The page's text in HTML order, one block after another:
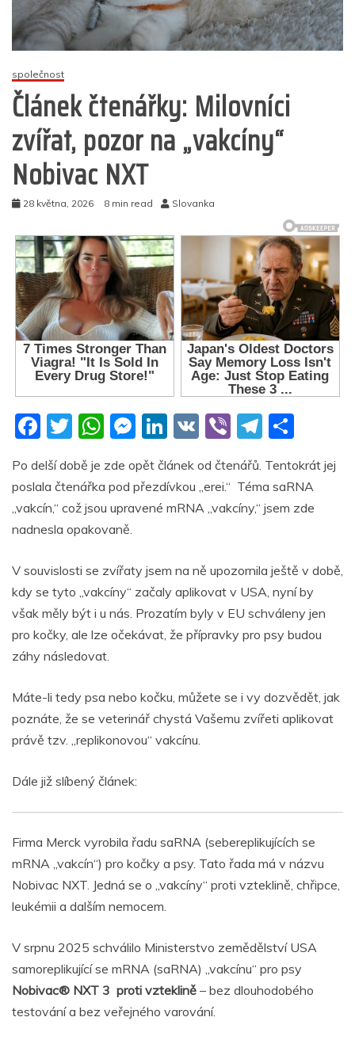
společnost
Článek čtenářky: Milovníci
zvířat, pozor na „vakcíny“
Nobivac NXT
28 května, 2026 8 min read Slovanka
F
a
c
e
b
o
k
T
w
itt
er
W
at
s
A
p
M
e
ss
e
er
Li
k
e
V
Vi
er
T
e
gr
ar
e
Po delší době je zde opět článek od čtenářů. Tentokrát jej
poslala čtenářka pod přezdívkou „erei.“ Téma saRNA
„vakcín,“ což jsou upravené mRNA „vakcíny,“ jsem zde
nadnesla opakovaně.
V souvislosti se zvířaty jsem na ně upozornila ještě v době,
kdy se tyto „vakcíny“ začaly aplikovat v USA, nyní by
však měly být i u nás. Prozatím byly v EU schváleny jen
pro kočky, ale lze očekávat, že přípravky pro psy budou
záhy následovat.
Máte-li tedy psa nebo kočku, můžete se i vy dozvědět, jak
poznáte, že se veterinář chystá Vašemu zvířeti aplikovat
právě tzv. „replikonovou“ vakcínu.
Dále již slíbený článek:
Firma Merck vyrobila řadu saRNA (sebereplikujících se
mRNA „vakcín“) pro kočky a psy. Tato řada má v názvu
Nobivac NXT. Jedná se o „vakcíny“ proti vzteklině, chřipce,
leukémii a dalším nemocem.
V srpnu 2025 schválilo Ministerstvo zemědělství USA
samoreplikující se mRNA (saRNA) „vakcínu“ pro psy
Nobivac® NXT 3 proti vzteklině – bez dlouhodobého
testování a bez veřejného varování.